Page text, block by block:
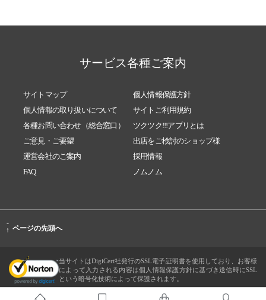
サービス各種ご案内
サイトマップ
個人情報保護方針
個人情報の取り扱いについて
サイトご利用規約
各種お問い合わせ（総合窓口）
ツクツク!!!アプリとは
ご意見・ご要望
出店をご検討のショップ様
運営会社のご案内
採用情報
FAQ
ノムノム
-
↑ ページの先頭へ
当サイトはDigiCert社発行のSSL電子証明書を使用しており、お客様
によって入力される内容は個人情報保護方針に基づき送信時にSSL
という暗号化技術によって保護されます。